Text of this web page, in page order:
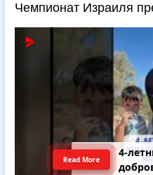
Чемпионат Израиля
4-
Read More